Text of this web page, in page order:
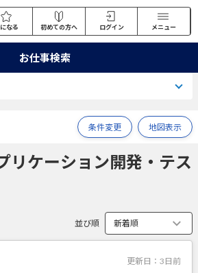
なる 初めての方へ ログイン メニュー
お仕事検索
条件変更 地図表示
リケーション開発・テス
並び順
更新日： 3日前